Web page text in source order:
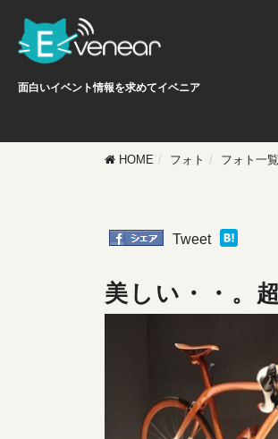
面白いイベント情報を求めてイベニア
HOME フォト フォト一覧
Tweet
美しい・・。